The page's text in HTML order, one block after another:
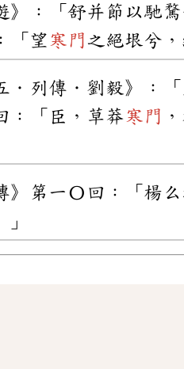
》：「舒并節以馳
「望寒門 之絕垠兮
．列傳．劉毅》：
：「臣，草莽寒門
》第一〇回：「楊
」